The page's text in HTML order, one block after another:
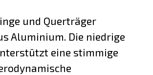
und Querträger
Aluminium. Die niedrige
eine stimmige